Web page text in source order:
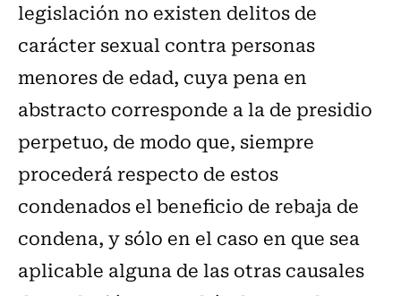
legislación no existen delitos de
carácter sexual contra personas
menores de edad, cuya pena en
abstracto corresponde a la de presidio
perpetuo, de modo que, siempre
procederá respecto de estos
condenados el beneficio de rebaja de
condena, y sólo en el caso en que sea
aplicable alguna de las otras causales